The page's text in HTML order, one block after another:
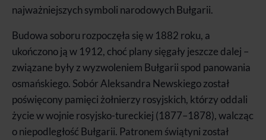
najważniejszych symboli narodowych Bułgarii.
Budowa soboru rozpoczęła się w 1882 roku, a
ukończono ją w 1912, choć plany sięgały jeszcze dalej –
związane były z wyzwoleniem Bułgarii spod panowania
osmańskiego. Sobór Aleksandra Newskiego został
poświęcony pamięci żołnierzy rosyjskich, którzy oddali
życie w wojnie rosyjsko-tureckiej (1877–1878), walcząc
o niepodległość Bułgarii. Patronem świątyni został